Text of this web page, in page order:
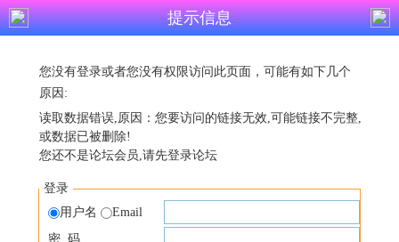
提示信息
您没有登录或者您没有权限访问此页面，可能有如下几个
原因:
读取数据错误,原因：您要访问的链接无效,可能链接不完整,
或数据已被删除!
您还不是论坛会员,请先登录论坛
登录
用户名
Email
密 码